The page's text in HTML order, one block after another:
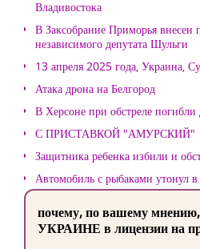
Владивостока
В Заксобрание Приморья внесен
независимого депутата Шульги
13 апреля 2025 года, Украина,
Атака дрона на Белгород
В Херсоне при обстреле погибли
С ПРИСТАВКОЙ "АМУРСКИЙ"
Защитника ребенка избили и
Автомобиль с рыбаками утонул
почему, по вашему
УКРАИНЕ в лицензии на